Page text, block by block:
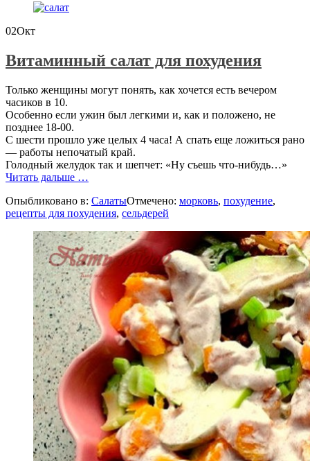
02Окт
Витаминный салат для похудения
Только женщины могут понять, как хочется есть вечером
часиков в 10.
Особенно если ужин был легкими и, как и положено, не
позднее 18-00.
С шести прошло уже целых 4 часа! А спать еще ложиться рано
— работы непочатый край.
Голодный желудок так и шепчет: «Ну съешь что-нибудь…»
Читать дальше
для
похудения
…
Опыбликовано в: СалатыОтмечено: морковь, похудение,
рецепты для похудения, сельдерей